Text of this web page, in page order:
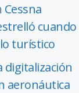
cuando
turístico
digitalización
aeronáutica